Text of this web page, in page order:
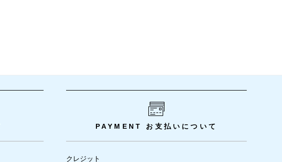
PAYMENT お支払いについて
クレジット